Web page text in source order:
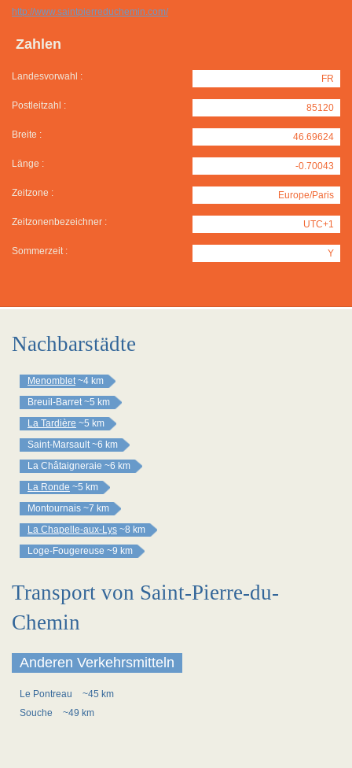
http://www.saintpierreduchemin.com/
Zahlen
Landesvorwahl : FR
Postleitzahl : 85120
Breite : 46.69624
Länge : -0.70043
Zeitzone : Europe/Paris
Zeitzonenbezeichner : UTC+1
Sommerzeit : Y
Nachbarstädte
Menomblet ~4 km
Breuil-Barret ~5 km
La Tardière ~5 km
Saint-Marsault ~6 km
La Châtaigneraie ~6 km
La Ronde ~5 km
Montournais ~7 km
La Chapelle-aux-Lys ~8 km
Loge-Fougereuse ~9 km
Transport von Saint-Pierre-du-
Chemin
Anderen Verkehrsmitteln
Le Pontreau
~45 km
Souche
~49 km